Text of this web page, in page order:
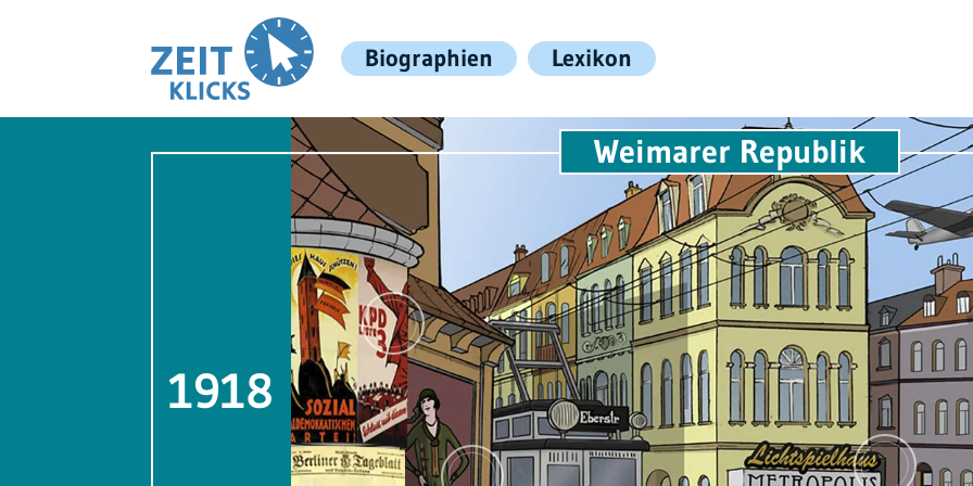
Biographien Lexikon
1918
Weimarer Republik